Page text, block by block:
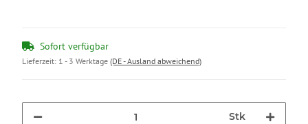
Sofort verfügbar
Lieferzeit: 1 - 3 Werktage (DE - Ausland abweichend)
Stk